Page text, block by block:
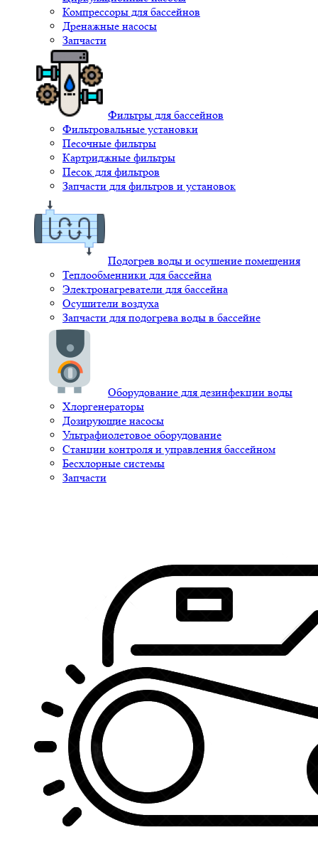
Компрессоры для бассейнов
Дренажные насосы
Запчасти
Фильтры для бассейнов
Фильтровальные установки
Песочные фильтры
Картриджные фильтры
Песок для фильтров
Запчасти для фильтров и установок
Подогрев воды и осушение помещения
Теплообменники для бассейна
Электронагреватели для бассейна
Осушители воздуха
Запчасти для подогрева воды в бассейне
Оборудование для дезинфекции воды
Хлоргенераторы
Дозирующие насосы
Ультрафиолетовое оборудование
Станции контроля и управления бассейном
Бесхлорные системы
Запчасти